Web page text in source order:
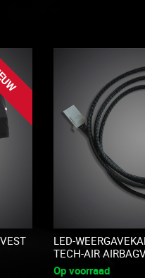
LED-
TECH-AIR
Op voorraad